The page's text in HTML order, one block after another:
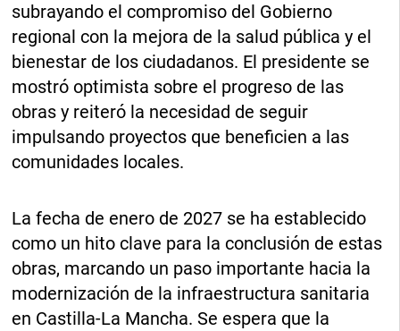
subrayando el compromiso del Gobierno
regional con la mejora de la salud pública y el
bienestar de los ciudadanos. El presidente se
mostró optimista sobre el progreso de las
obras y reiteró la necesidad de seguir
impulsando proyectos que beneficien a las
comunidades locales.
La fecha de enero de 2027 se ha establecido
como un hito clave para la conclusión de estas
obras, marcando un paso importante hacia la
modernización de la infraestructura sanitaria
en Castilla-La Mancha. Se espera que la